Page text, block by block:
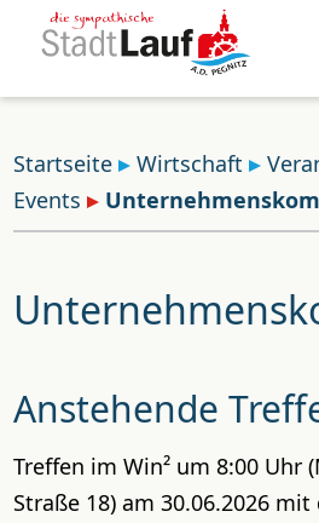
Startseite Wirtschaft
Events
Anstehende
Treffen im Win² um 8:00 Uhr
Straße 18) am 30.06.2026